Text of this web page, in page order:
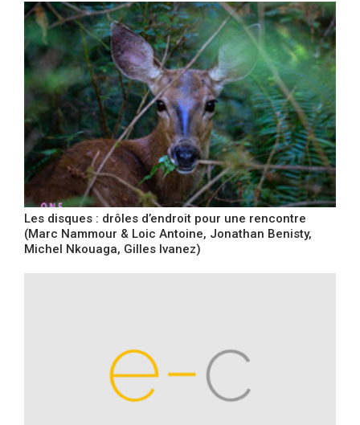
Les disques : drôles d’endroit pour une rencontre
(Marc Nammour & Loic Antoine, Jonathan Benisty,
Michel Nkouaga, Gilles Ivanez)